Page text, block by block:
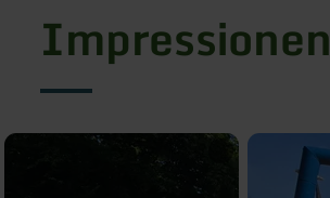
Impressionen